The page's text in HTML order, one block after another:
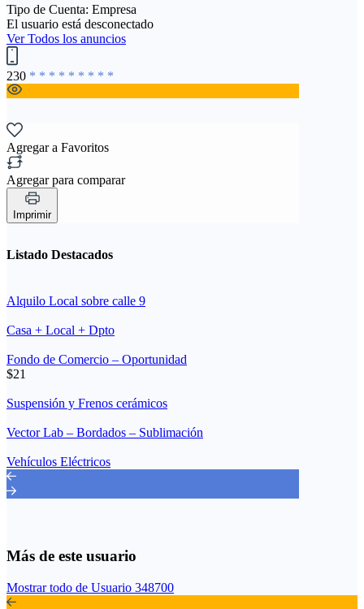
Tipo de Cuenta: Empresa
El usuario está desconectado
Ver Todos los anuncios
230 * * * * * * * * *
Agregar a Favoritos
Agregar para comparar
Imprimir
Listado Destacados
Alquilo Local sobre calle 9
Casa + Local + Dpto
Fondo de Comercio – Oportunidad
$21
Suspensión y Frenos cerámicos
Vector Lab – Bordados – Sublimación
Vehículos Eléctricos
Más de este usuario
Mostrar todo de Usuario 348700